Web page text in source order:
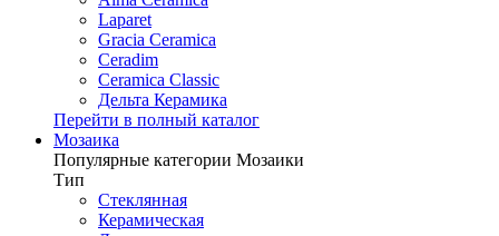
Laparet
Gracia Ceramica
Ceradim
Ceramica Classic
Дельта Керамика
Перейти в полный каталог
Мозаика
Популярные категории Мозаики
Тип
Стеклянная
Керамическая